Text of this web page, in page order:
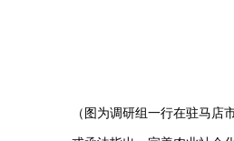
（图为调研组一行在驻马店市